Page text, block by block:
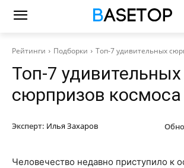
Рейтинги Подборки Топ-7 удивительных
Топ-7 удивительных
сюрпризов космоса
Эксперт: Илья Захаров
Человечество недавно приступило к